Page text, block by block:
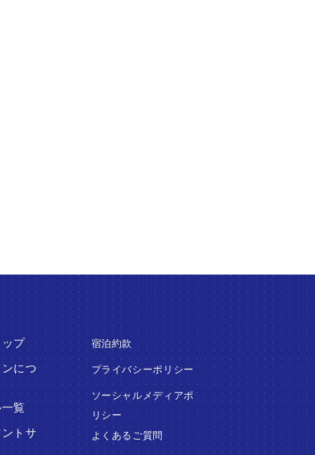
プ
につ
覧
トサ
宿泊約款
プライバシーポリシー
ソーシャルメディアポ
リシー
よくあるご質問